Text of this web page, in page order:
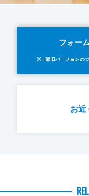
フォー
※一部旧バージョンの
お近